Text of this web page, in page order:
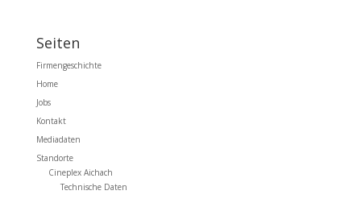
Seiten
Firmengeschichte
Home
Jobs
Kontakt
Mediadaten
Standorte
Cineplex Aichach
Technische Daten